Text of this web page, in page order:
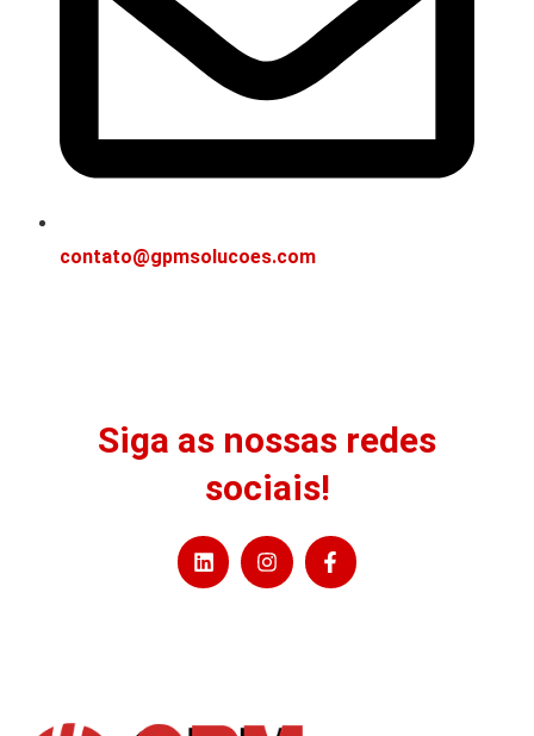
contato@gpmsolucoes.com
Siga as nossas redes
sociais!